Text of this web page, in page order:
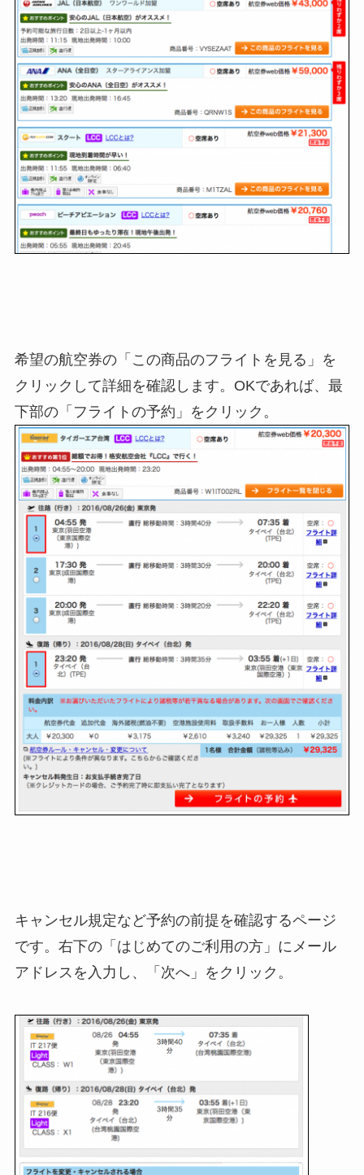
希望の航空券の「この商品のフライトを見る」を
クリックして詳細を確認します。OKであれば、最
下部の「フライトの予約」をクリック。
キャンセル規定など予約の前提を確認するページ
です。右下の「はじめてのご利用の方」にメール
アドレスを入力し、「次へ」をクリック。